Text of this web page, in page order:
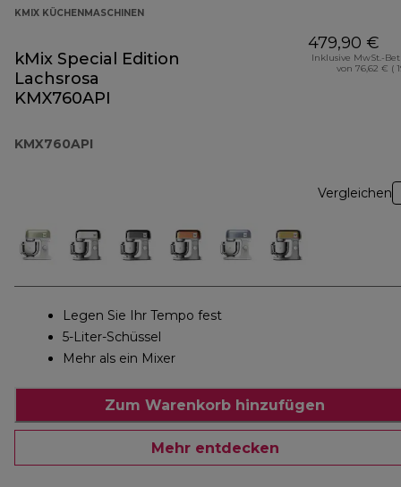
KMIX KÜCHENMASCHINEN
kMix Special Edition
Lachsrosa
KMX760API
KMX760API
479,90 €
Inklusive MwSt.-
von 76,62 € (
Vergleichen
Legen Sie Ihr Tempo fest
5-Liter-Schüssel
Mehr als ein Mixer
Zum Warenkorb hinzufügen
Mehr entdecken